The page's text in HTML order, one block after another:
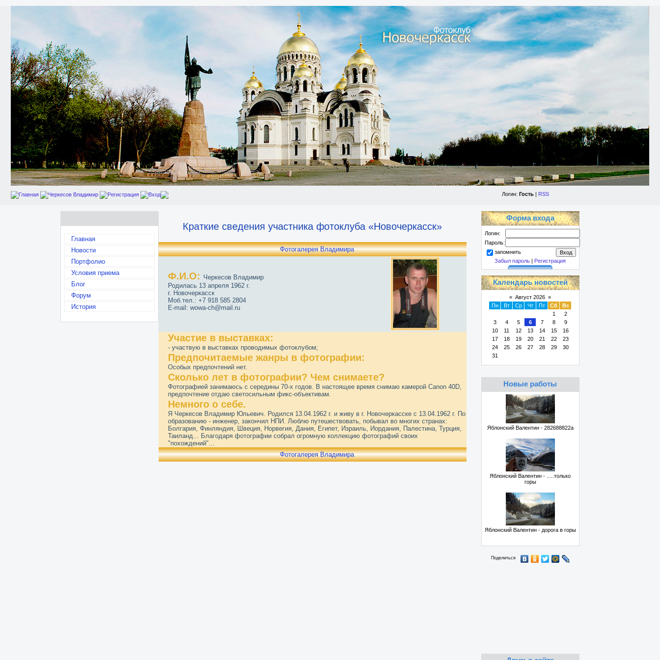
Главная Черкесов Владимир Регистрация Вход Логин: Гость | RSS
Главная
Новости
Портфолио
Условия приема
Блог
Форум
История
Краткие сведения участника фотоклуба «Новочеркасск»
Фотогалерея Владимира
Ф.И.О: Черкесов Владимир
Родилась 13 апреля 1962 г.
г. Новочеркасск
Моб.тел.: +7 918 585 2804
E-mail: wowa-ch@mail.ru
Участие в выставках:
- участвую в выставках проводимых фотоклубом;
Предпочитаемые жанры в фотографии:
Особых предпочтений нет.
Сколько лет в фотографии? Чем снимаете?
Фотографией занимаюсь с середины 70-х годов. В настоящее время снимаю камерой Canon 40D,
предпочтение отдаю светосильным фикс-объективам.
Немного о себе.
Я Черкесов Владимир Юльевич. Родился 13.04.1962 г. и живу в г. Новочеркасске с 13.04.1962 г. По
образованию - инженер, закончил НПИ. Люблю путешествовать, побывал во многих странах:
Болгария, Финляндия, Швеция, Норвегия, Дания, Египет, Израиль, Иордания, Палестина, Турция,
Таиланд... Благодаря фотографии собрал огромную коллекцию фотографий своих
"похождений"...
Фотогалерея Владимира
Форма входа
Логин:
Пароль:
запомнить
Забыл пароль | Регистрация
Календарь новостей
« Август 2026 »
Пн
Вт Ср Чт Пт Сб
Вс
1
2
3
4 5 6 7 8
9
10
11 12 13 14 15
16
17
18 19 20 21 22
23
24
25 26 27 28 29
30
31
Новые работы
Яблонский Валентин - 282688822a
Яблонский Валентин - .....только
горы
Яблонский Валентин - дорога в горы
Поделиться